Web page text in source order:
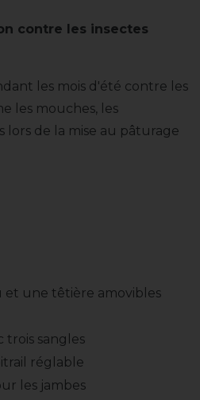
contre les insectes
les mois d'été contre les
les mouches, les
lors de la mise au pâturage
et une têtière amovibles
trois sangles
réglable
les jambes